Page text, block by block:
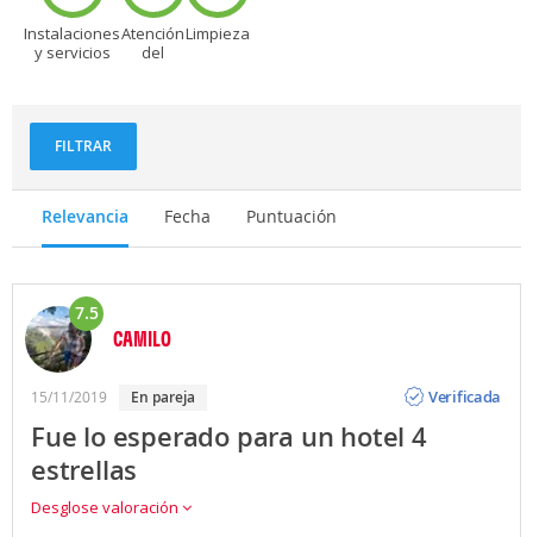
Instalaciones
y servicios
Atención
del
Limpieza
FILTRAR
Relevancia Fecha Puntuación
7.5
CAMILO
15/11/2019 en pareja
Verificada
Fue lo esperado para un hotel 4
estrellas
Desglose valoración